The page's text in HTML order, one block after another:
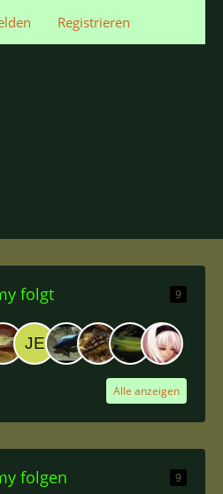
Registrieren
folgt 9
Alle anzeigen
folgen 9